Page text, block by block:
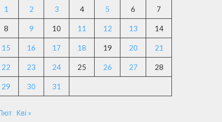
1 2 3 4 5 6 7
8 9 10 11 12 13 14
15 16 17 18 19 20 21
22 23 24 25 26 27 28
29 30 31
Кві »